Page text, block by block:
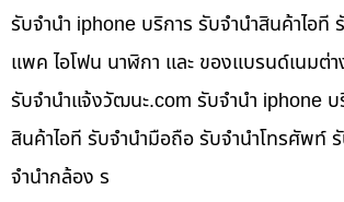
รับจำนำ iphone บริการ รับจำนำสินค้าไอที
แพค ไอโฟน นาฬิกา และ ของแบรนด์เนมต่
รับจํานําแจ้งวัฒนะ.com รับจำนำ iphone บ
สินค้าไอที รับจำนำมือถือ รับจำนำโทรศัพท์
จำนำกล้อง ร